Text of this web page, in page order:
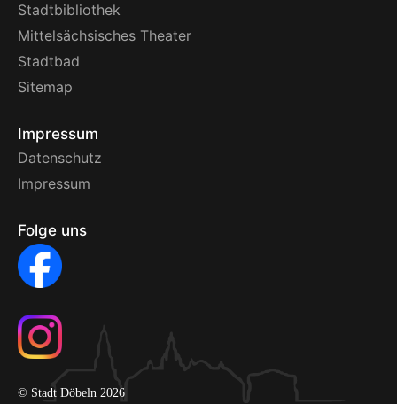
Stadtbibliothek
Mittelsächsisches Theater
Stadtbad
Sitemap
Impressum
Datenschutz
Impressum
Folge uns
© Stadt Döbeln 2026